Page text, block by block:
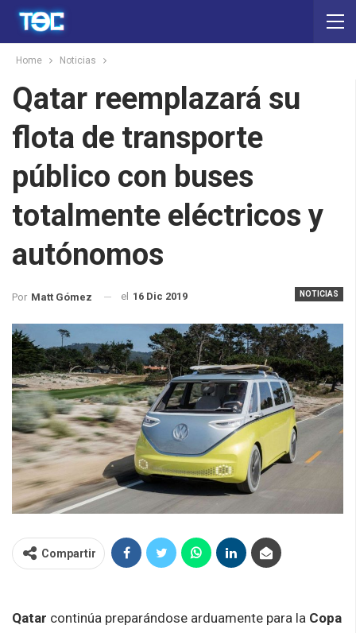
Home Noticias
Qatar reemplazará su
flota de transporte
público con buses
totalmente eléctricos y
autónomos
NOTICIAS
Por Matt Gómez el 16 Dic 2019
Compartir
Qatar continúa preparándose arduamente para la Copa